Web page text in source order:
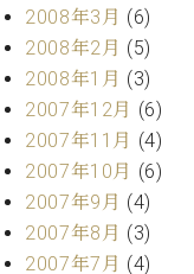
2008年3月 (6)
2008年2月 (5)
2008年1月 (3)
2007年12月 (6)
2007年11月 (4)
2007年10月 (6)
2007年9月 (4)
2007年8月 (3)
2007年7月 (4)